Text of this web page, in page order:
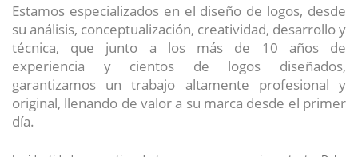
Estamos especializados en el diseño de logos, desde
su análisis, conceptualización, creatividad, desarrollo y
técnica, que junto a los más de 10 años de
experiencia y cientos de logos diseñados,
garantizamos un trabajo altamente profesional y
original, llenando de valor a su marca desde el primer
día.